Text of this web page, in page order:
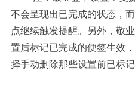
不会呈现出已完成的状态，
点继续触发提醒。另外，敬
置后标记已完成的便签生效
择手动删除那些设置前已标